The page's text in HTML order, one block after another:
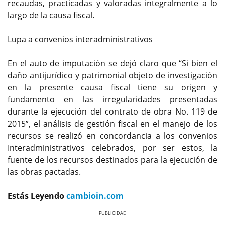
recaudas, practicadas y valoradas integralmente a lo
largo de la causa fiscal.
Lupa a convenios interadministrativos
En el auto de imputación se dejó claro que “Si bien el
daño antijurídico y patrimonial objeto de investigación
en la presente causa fiscal tiene su origen y
fundamento en las irregularidades presentadas
durante la ejecución del contrato de obra No. 119 de
2015”, el análisis de gestión fiscal en el manejo de los
recursos se realizó en concordancia a los convenios
Interadministrativos celebrados, por ser estos, la
fuente de los recursos destinados para la ejecución de
las obras pactadas.
Estás Leyendocambioin.com